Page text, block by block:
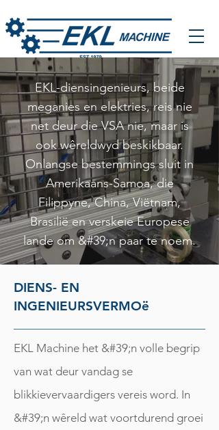
EKL-diensingenieurs, beide
meganies en elektries, reis nie
net deur die VSA nie, maar is
ook wêreldwyd beskikbaar.
Onlangse bestemmings sluit in
Amerikaans-Samoa, die
Filippyne, China, Viëtnam,
Brasilië en verskeie Europese
lande om &#39;n paar te noem.
DIENS- EN
INGENIEURSVERMOë
EKL Machine het &#39;n volle begrip
van wat deur vandag se
blikkievervaardigers vereis word. In
&#39;n wêreld wat voortdurend groei